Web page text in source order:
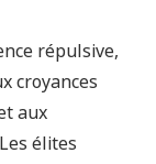
répulsive,
croyances
aux
élites